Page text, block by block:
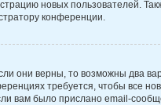
новых пользователей.
конференции.
они верны, то возможны два
требуется, чтобы все
вам было прислано email-